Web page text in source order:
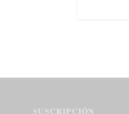
SUSCRIPCIÓN